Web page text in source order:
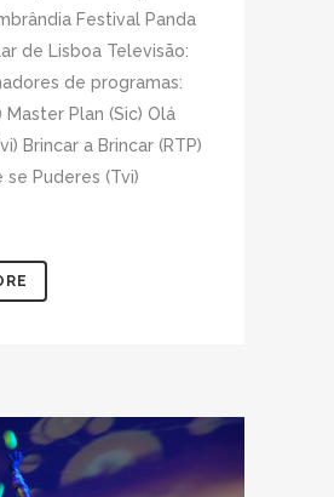
Festival Panda
de Lisboa Televisão:
de programas:
Master Plan (Sic) Olá
Brincar a Brincar (RTP)
se Puderes (Tvi)